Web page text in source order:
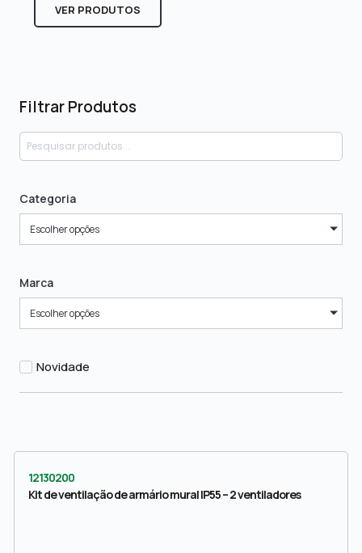
Filtrar Produtos
Categoria
Escolher opções
Marca
Escolher opções
Novidade
VER PRODUTOS
12130200
Kit de ventilação de armário mural IP55 – 2 ventiladores